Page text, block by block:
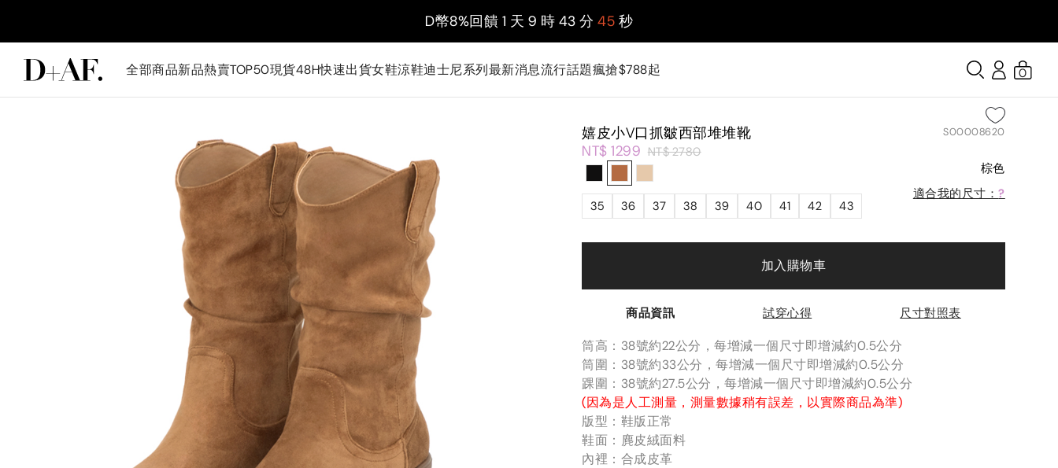
D幣8%回饋 1 天 9 時 43 分 44 秒
全部商品新品熱賣TOP50現貨48H快速出貨女鞋涼鞋迪士尼系列最新消息流行話題瘋搶$788起 0
嬉皮小V口抓皺西部堆堆靴 S00008620
NT$ 1299 NT$ 2780
棕色
35 36 37 38 39 40 41 42 43
適合我的尺寸：?
加入購物車
商品資訊 試穿心得 尺寸對照表
筒高：38號約22公分，每增減一個尺寸即增減約0.5公分
筒圍：38號約33公分，每增減一個尺寸即增減約0.5公分
踝圍：38號約27.5公分，每增減一個尺寸即增減約0.5公分
(因為是人工測量，測量數據稍有誤差，以實際商品為準)
版型：鞋版正常
鞋面：麂皮絨面料
內裡：合成皮革